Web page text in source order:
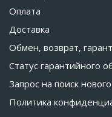
Оплата
Доставка
Обмен, возврат,
Статус гарантийного
Запрос на поиск
Политика